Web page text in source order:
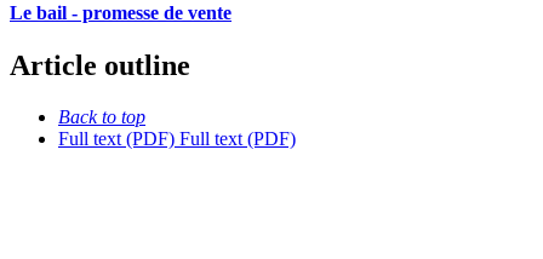
Le bail - promesse de vente
Article outline
Back to top
Full text (PDF) Full text (PDF)